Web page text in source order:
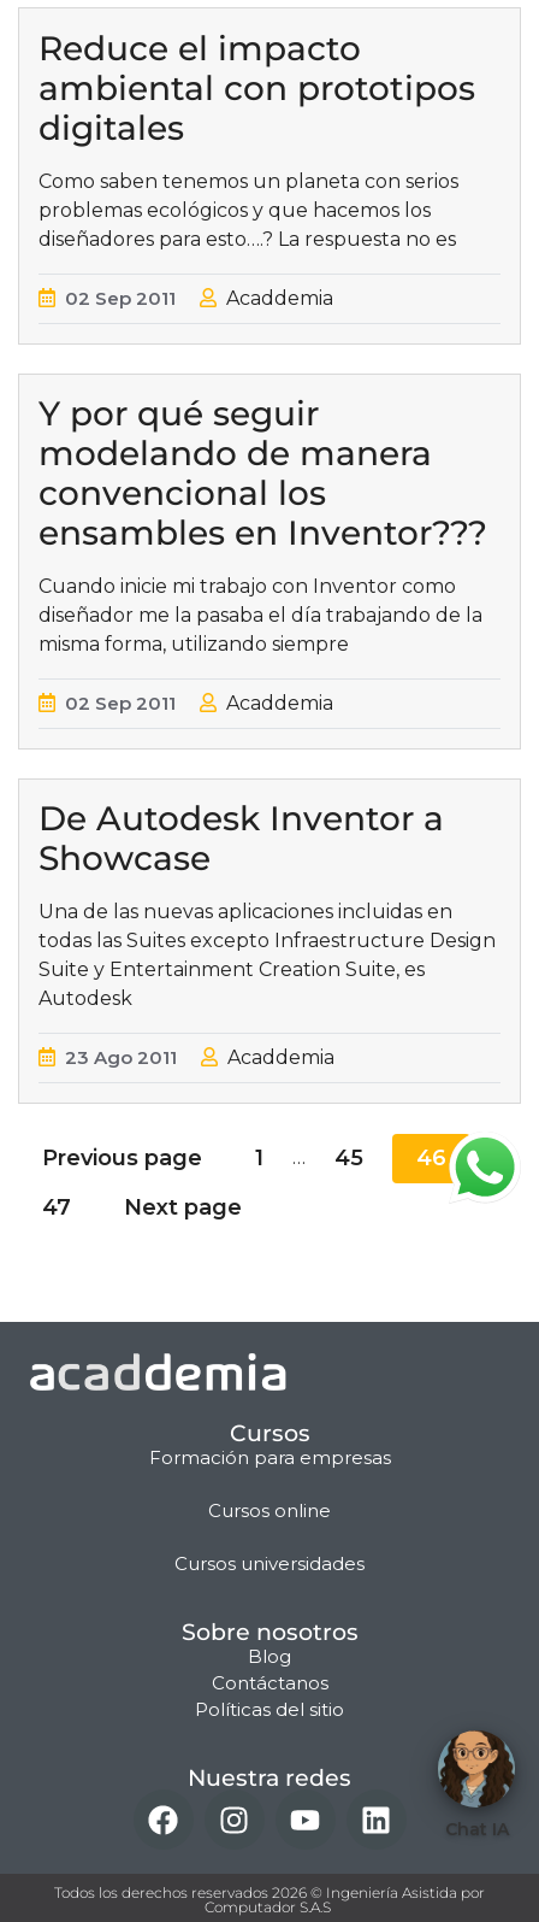
Reduce el impacto
ambiental con prototipos
digitales
Como saben tenemos un planeta con serios
problemas ecológicos y que hacemos los
diseñadores para esto….? La respuesta no es
02 Sep 2011 Acaddemia
Y por qué seguir
modelando de manera
convencional los
ensambles en Inventor???
Cuando inicie mi trabajo con Inventor como
diseñador me la pasaba el día trabajando de la
misma forma, utilizando siempre
02 Sep 2011 Acaddemia
De Autodesk Inventor a
Showcase
Una de las nuevas aplicaciones incluidas en
todas las Suites excepto Infraestructure Design
Suite y Entertainment Creation Suite, es
Autodesk
23 Ago 2011 Acaddemia
Previous page 1 … 45
46
47
Next page
Cursos
Formación para empresas
Cursos online
Cursos universidades
Sobre nosotros
Blog
Contáctanos
Políticas del sitio
Nuestra redes
Todos los derechos reservados 2026 © Ingeniería Asistida por
Computador S.A.S ​
Chat IA